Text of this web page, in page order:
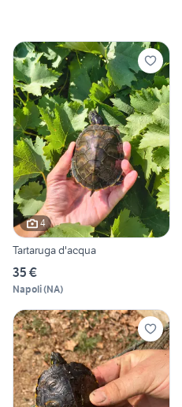
4
Tartaruga d'acqua
35 €
Napoli(NA)